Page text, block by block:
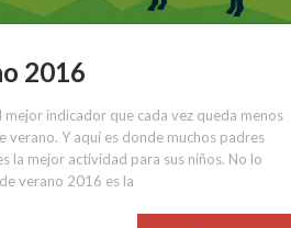
2016
mejor indicador que cada vez queda menos
verano. Y aquí es donde muchos padres
la mejor actividad para sus niños. No lo
verano 2016 es la